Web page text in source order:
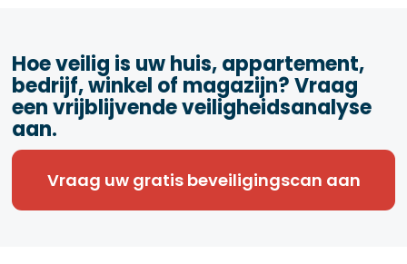
Hoe veilig is uw huis, appartement,
bedrijf, winkel of magazijn? Vraag
een vrijblijvende veiligheidsanalyse
aan.
Vraag uw gratis beveiligingscan aan